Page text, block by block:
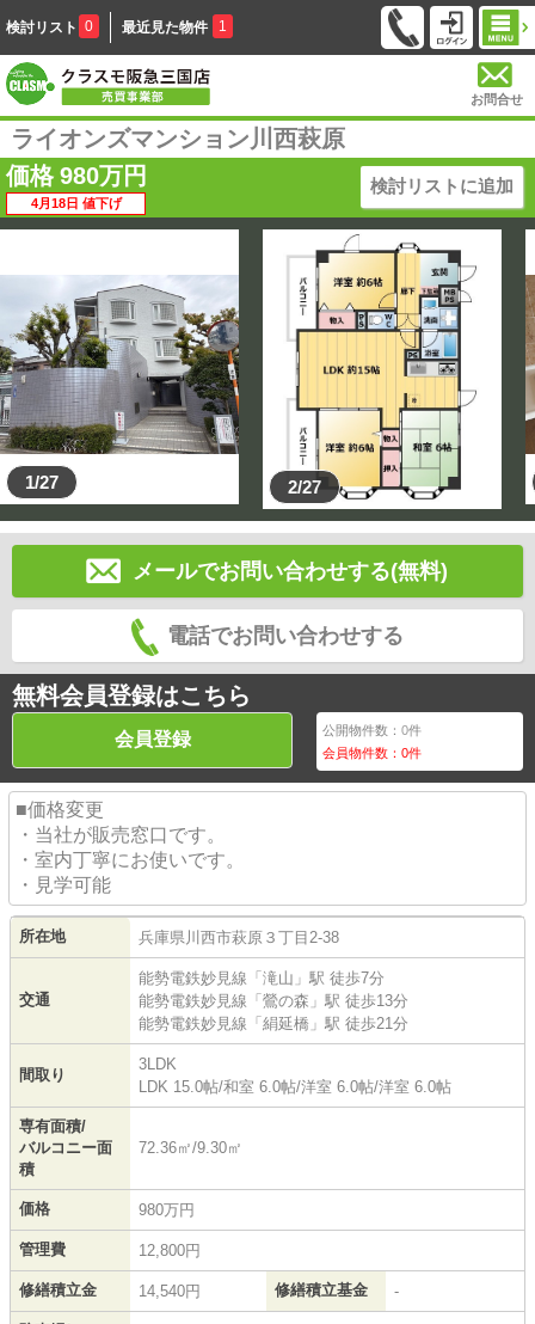
検討リスト 0 最近見た物件 1
お問合せ
ライオンズマンション川西萩原
価格 980万円
4月18日 値下げ
検討リストに追加
1/27 2/27
メールでお問い合わせする(無料)
電話でお問い合わせする
無料会員登録はこちら
会員登録 公開物件数：0件
会員物件数：0件
■価格変更
・当社が販売窓口です。
・室内丁寧にお使いです。
・見学可能
所在地 兵庫県 川西市萩原 ３丁目2-38
交通
能勢電鉄妙見線 「 滝山 」駅 徒歩7分
能勢電鉄妙見線 「 鶯の森 」駅 徒歩13分
能勢電鉄妙見線 「 絹延橋 」駅 徒歩21分
間取り
3LDK
LDK 15.0帖/和室 6.0帖/洋室 6.0帖/洋室 6.0帖
専有面積/
バルコニー面
積
72.36㎡/9.30㎡
価格 980万円
管理費 12,800円
修繕積立金 14,540円 修繕積立基金 -